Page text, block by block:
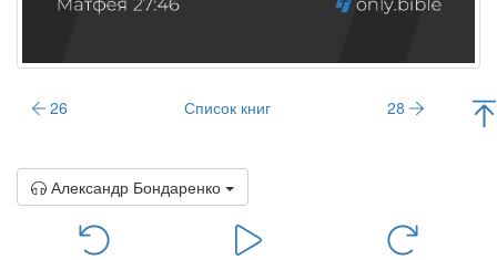
26 Список книг 28
Александр Бондаренко